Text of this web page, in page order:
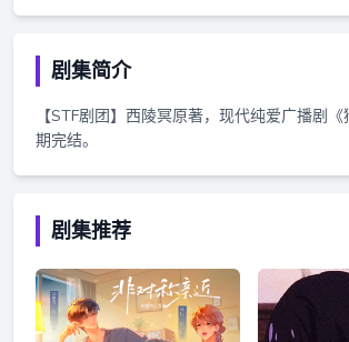
剧集简介
【STF剧团】西陵冥原著，现代纯爱广播剧
期完结。
剧集推荐